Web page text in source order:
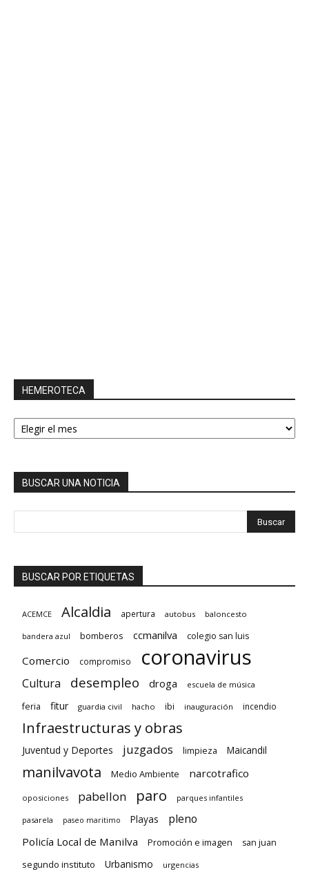
HEMEROTECA
HEMEROTECA
BUSCAR UNA NOTICIA
BUSCAR POR ETIQUETAS
ACEMCE Alcaldia apertura autobus baloncesto
bandera azul bomberos ccmanilva colegio san luis
Comercio compromiso coronavirus
Cultura desempleo droga escuela de música
feria fitur guardia civil hacho ibi inauguración incendio
Infraestructuras y obras
Juventud y Deportes juzgados limpieza Maicandil
manilvavota Medio Ambiente narcotrafico
oposiciones pabellon paro parques infantiles
pasarela paseo maritimo Playas pleno
Policía Local de Manilva Promoción e imagen san juan
segundo instituto Urbanismo urgencias